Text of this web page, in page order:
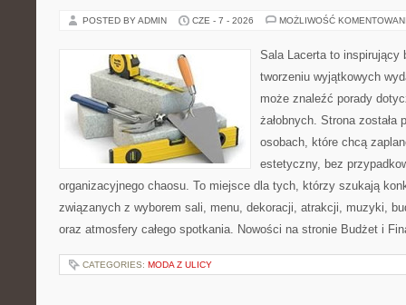
POSTED BY ADMIN CZE - 7 - 2026 MOŻLIWOŚĆ
Sala Lacerta to inspirujący
tworzeniu wyjątkowych
może znaleźć porady
żałobnych. Strona została
osobach, które chcą
estetyczny, bez
organizacyjnego chaosu. To miejsce dla tych, którzy szukają
związanych z wyborem sali, menu, dekoracji, atrakcji, muzyki,
oraz atmosfery całego spotkania. Nowości na stronie Budżet i
CATEGORIES: MODA Z ULICY